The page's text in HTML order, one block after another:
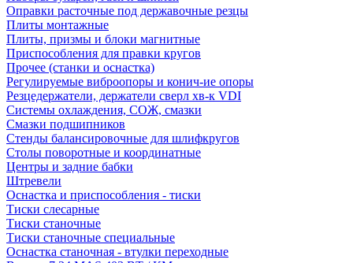
Оправки расточные под державочные резцы
Плиты монтажные
Плиты, призмы и блоки магнитные
Приспособления для правки кругов
Прочее (станки и оснастка)
Регулируемые виброопоры и конич-ие опоры
Резцедержатели, держатели сверл хв-к VDI
Системы охлаждения, СОЖ, смазки
Смазки подшипников
Стенды балансировочные для шлифкругов
Столы поворотные и координатные
Центры и задние бабки
Штревели
Оснастка и приспособления - тиски
Тиски слесарные
Тиски станочные
Тиски станочные специальные
Оснастка станочная - втулки переходные